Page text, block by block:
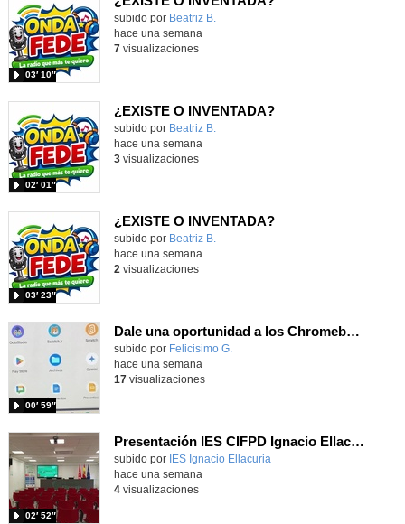
Contenido educativo.
subido por Beatriz B.
03′ 10″
hace una semana
7visualizaciones
¿EXISTE O INVENTADA?
Contenido educativo.
subido por Beatriz B.
02′ 01″
hace una semana
3visualizaciones
¿EXISTE O INVENTADA?
Contenido educativo.
subido por Beatriz B.
03′ 23″
hace una semana
2 visualizaciones
Dale una oportunidad a los Chromebooks y utiliza un proyector para realizar talleres si no tienes pantallas táctiles
Contenido educativo.
subido por Felicisimo G.
00′ 59″
hace una semana
17visualizaciones
Presentación IES CIFPD Ignacio Ellacuría
Contenido educativo.
subido por IES Ignacio Ellacuria
02′ 52″
hace una semana
4visualizaciones